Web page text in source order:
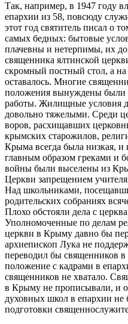
Так, например, в 1947 году
епархии из 58, повсюду
этот год святитель писал о
самых бедных: бытовые
плачевны и нетерпимы, их
священника ялтинской
скромный постный стол, а
оставалось. Многие
положения вынуждены были
работы. Жилищные условия
довольно тяжелыми. Среди
воров, расхищавших
крымских старожилов,
Крыма всегда была низкая, и
главным образом греками и
войны были выселены из
Церкви запрещением
Над школьниками,
родительских собраниях
Плохо обстояли дела с
Уполномоченные по делам
церкви в Крыму давно бы
архиепископ Лука не
переводил бы священников
положение с кадрами в
священников не хватало.
в Крыму не прописывали, и
духовных школ в епархии не
подготовки